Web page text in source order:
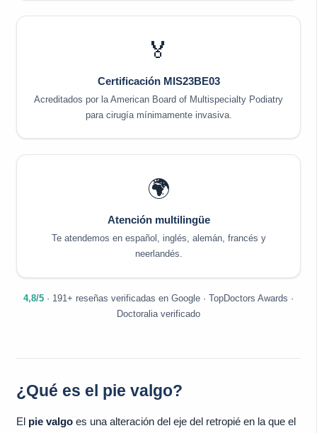
🏅
Certificación MIS23BE03
Acreditados por la American Board of Multispecialty Podiatry
para cirugía mínimamente invasiva.
🌍
Atención multilingüe
Te atendemos en español, inglés, alemán, francés y
neerlandés.
4,8/5 · 191+ reseñas verificadas en Google · TopDoctors Awards ·
Doctoralia verificado
¿Qué es el pie valgo?
El pie valgoes una alteración del eje del retropié en la que el